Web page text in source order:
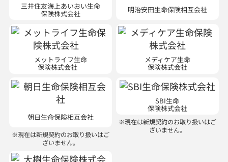
三井住友海上あいおい生命
保険株式会社 明治安田生命保険相互会社
メットライフ生命
保険株式会社
メディケア生命
保険株式会社
朝日生命保険相互会社
※現在は新規契約のお取り扱いはご
ざいません。
SBI生命
保険株式会社
※現在は新規契約のお取り扱いはご
ざいません。